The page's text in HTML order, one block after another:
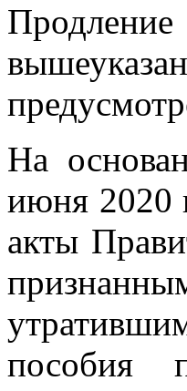
На
июня 2020
акты
пособия